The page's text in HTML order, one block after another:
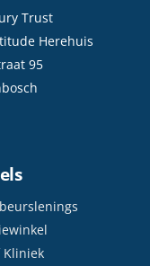
Trust
Herehuis
95